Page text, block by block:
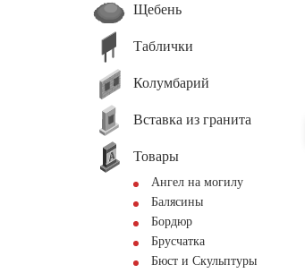
Щебень
Таблички
Колумбарий
Вставка из гранита
Товары
Ангел на могилу
Балясины
Бордюр
Брусчатка
Бюст и Скульптуры